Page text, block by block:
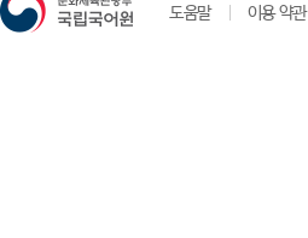
도움말 이용 약관